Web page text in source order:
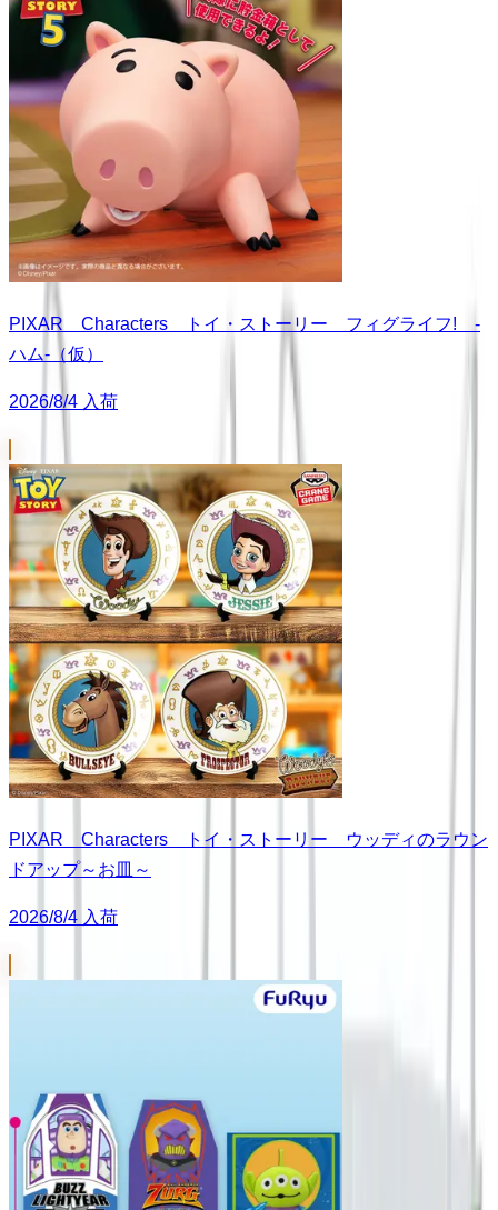
PIXAR Characters トイ・ストーリー フィグライフ! -
ハム-（仮）
2026/8/4 入荷
PIXAR Characters トイ・ストーリー ウッディのラウン
ドアップ～お皿～
2026/8/4 入荷